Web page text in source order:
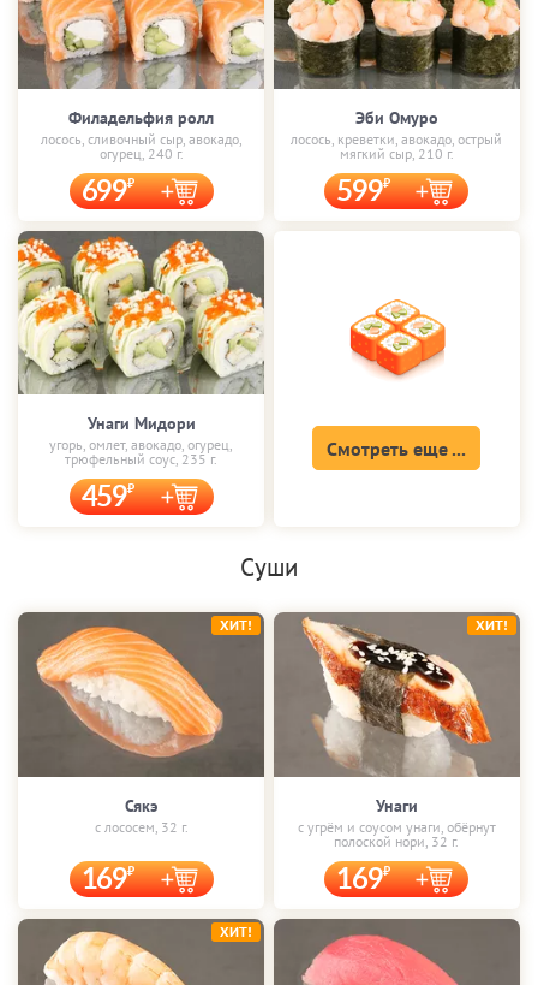
Филадельфия ролл
лосось, сливочный сыр, авокадо,
огурец, 240 г.
699
Эби Омуро
лосось, креветки, авокадо, острый
мягкий сыр, 210 г.
599
Унаги Мидори
угорь, омлет, авокадо, огурец,
трюфельный соус, 235 г.
459
Смотреть еще ...
Суши
Сякэ
с лососем, 32 г.
169
ХИТ!
Унаги
с угрём и соусом унаги, обёрнут
полоской нори, 32 г.
169
ХИТ!
ХИТ!